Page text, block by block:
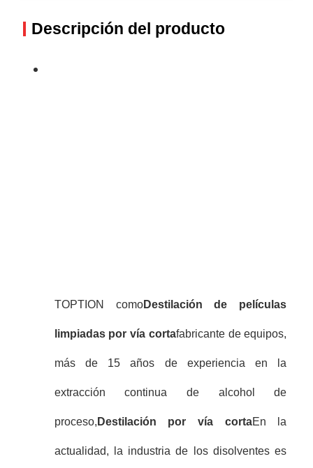
Descripción del producto
TOPTION comoDestilación de películas
limpiadas por vía cortafabricante de equipos,
más de 15 años de experiencia en la
extracción continua de alcohol de
proceso, Destilación por vía cortaEn la
actualidad, la industria de los disolventes es